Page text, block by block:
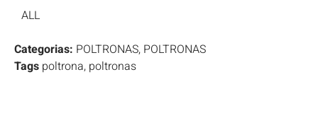
ALL
Categorias: POLTRONAS, POLTRONAS
Tags poltrona, poltronas